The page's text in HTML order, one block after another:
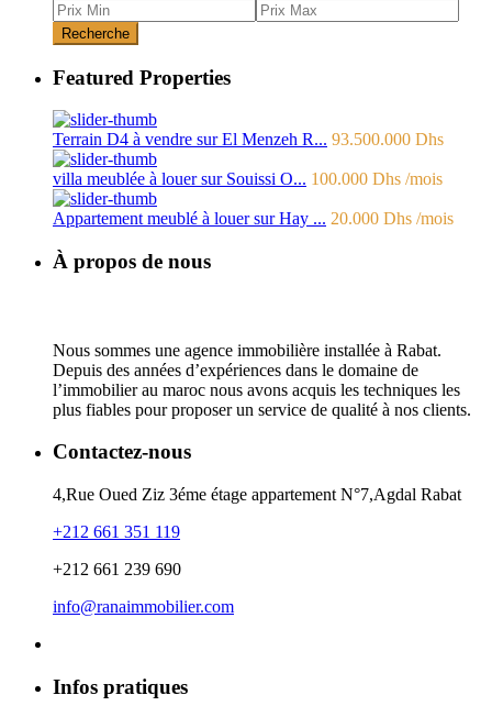
Recherche
Featured Properties
Terrain D4 à vendre sur El Menzeh R... 93.500.000 Dhs
villa meublée à louer sur Souissi O... 100.000 Dhs /mois
Appartement meublé à louer sur Hay ... 20.000 Dhs /mois
À propos de nous
Nous sommes une agence immobilière installée à Rabat.
Depuis des années d’expériences dans le domaine de
l’immobilier au maroc nous avons acquis les techniques les
plus fiables pour proposer un service de qualité à nos clients.
Contactez-nous
4,Rue Oued Ziz 3éme étage appartement N°7,Agdal Rabat
+212 661 351 119
+212 661 239 690
info@ranaimmobilier.com
Infos pratiques